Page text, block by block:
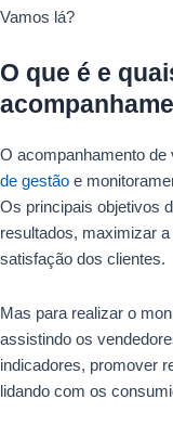
Vamos lá?
O que é e
O acompanhamento de
de gestão e
Os principais objetivos
resultados, maximizar
satisfação dos clientes.
Mas para realizar o
assistindo os
indicadores, promover
lidando com os